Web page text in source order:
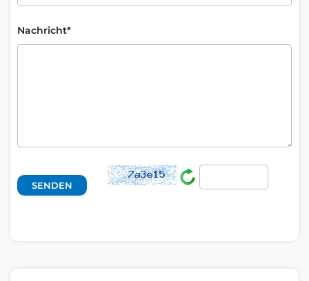
Nachricht*